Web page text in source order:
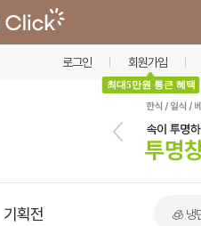
로그인 회원가입
최대5만원 통큰 혜택
기획전 🧊 냉